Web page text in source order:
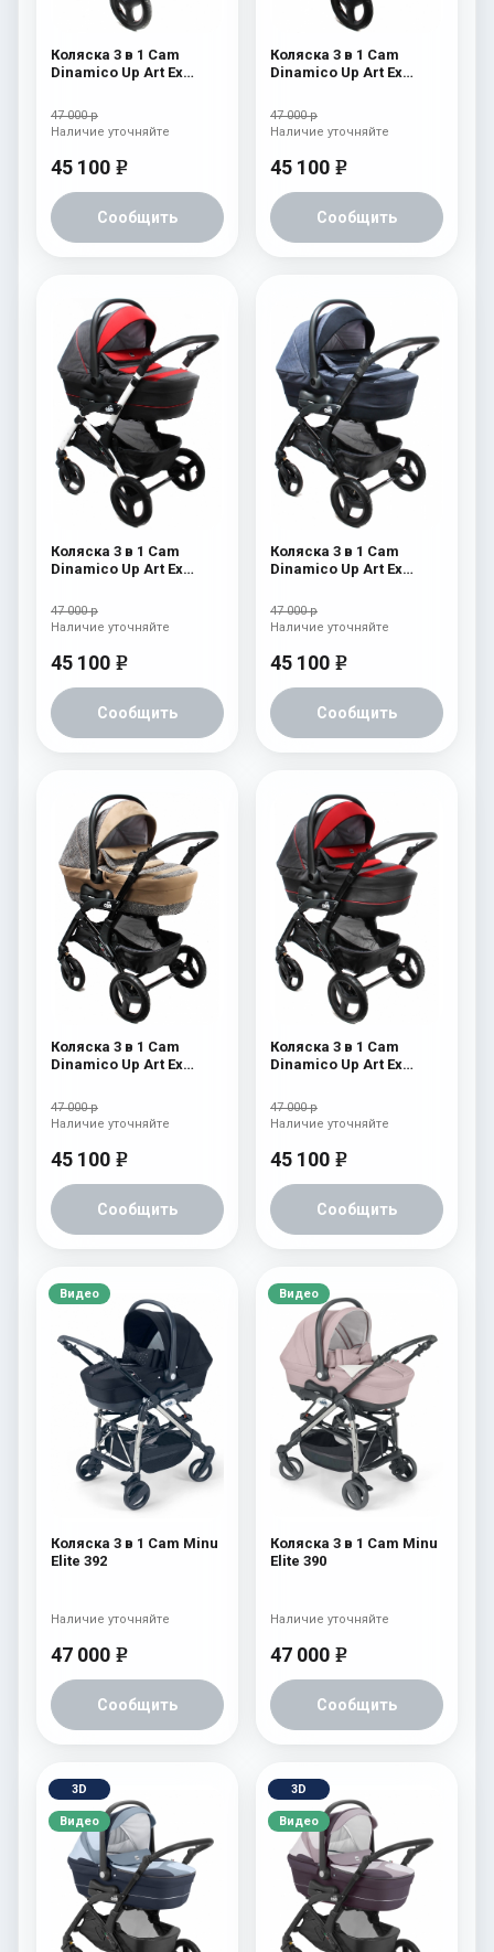
Коляска 3 в 1 Cam
Dinamico Up Art Ex
47 000 р
45 100 e
Сообщить
Наличие уточняйте
Коляска 3 в 1 Cam
Dinamico Up Art Ex
47 000 р
45 100 e
Сообщить
Наличие уточняйте
Коляска 3 в 1 Cam
Dinamico Up Art Ex
47 000 р
45 100 e
Сообщить
Наличие уточняйте
Коляска 3 в 1 Cam
Dinamico Up Art Ex
47 000 р
45 100 e
Сообщить
Наличие уточняйте
Коляска 3 в 1 Cam
Dinamico Up Art Ex
47 000 р
45 100 e
Сообщить
Наличие уточняйте
Коляска 3 в 1 Cam
Dinamico Up Art Ex
47 000 р
45 100 e
Сообщить
Наличие уточняйте
Видео
Коляска 3 в 1 Cam Minu
Elite 392
47 000 e
Сообщить
Наличие уточняйте
Видео
Коляска 3 в 1 Cam Minu
Elite 390
47 000 e
Сообщить
Наличие уточняйте
3D
Видео
3D
Видео